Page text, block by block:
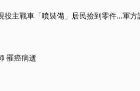
役主戰車「噴裝備」居民撿到零件…軍方
罹癌病逝